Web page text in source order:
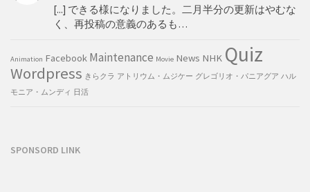
[...] できる様になりました。二月半分の更新はやむな
く、再投稿の意義のあるも…
Animation Facebook Maintenance Movie News NHK Quiz
Wordpress きらクラ アトリウム・ムジケー グレゴリオ・パニアグア ハル
モニア・ムンディ 日活
SPONSORD LINK